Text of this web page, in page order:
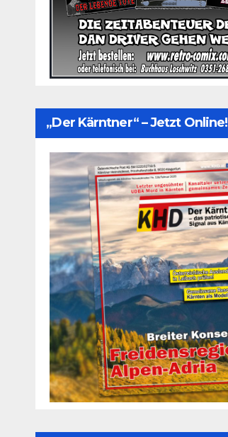
„Der Kärntner“ – Jetzt Online!